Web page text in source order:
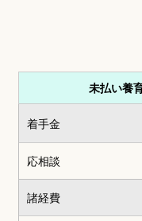
未払い養
着手金
応相談
諸経費